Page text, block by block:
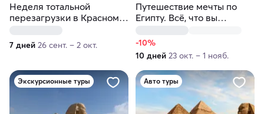
Неделя тотальной
перезагрузки в Красном
7 дней 26 сент. – 2 окт.
Путешествие мечты по
Египту. Всё, что вы
-10%
10 дней 23 окт. – 1 нояб.
Экскурсионные туры Авто туры